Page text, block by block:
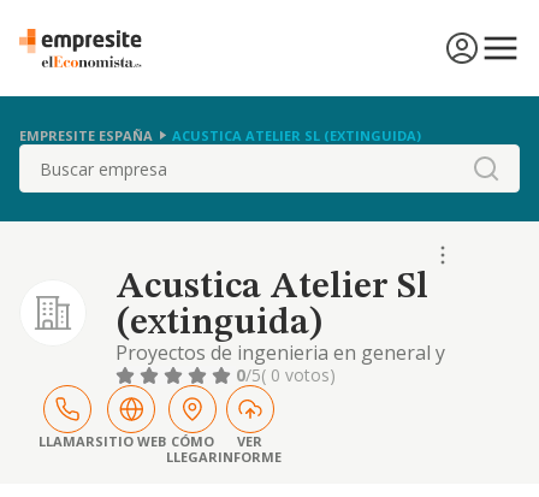
EMPRESITE ESPAÑA ACUSTICA ATELIER SL (EXTINGUIDA)
Buscar
Acustica Atelier Sl
(extinguida)
Proyectos de ingenieria en general y
especialmente en el campo de la acustica,
vibraciones, arquitectura, software acusticos
y medio ambiente, compraventa de
elementos de patente propia, etc.
0/5( 0 votos)
LLAMARSITIO WEB CÓMO
LLEGAR
VER
INFORME